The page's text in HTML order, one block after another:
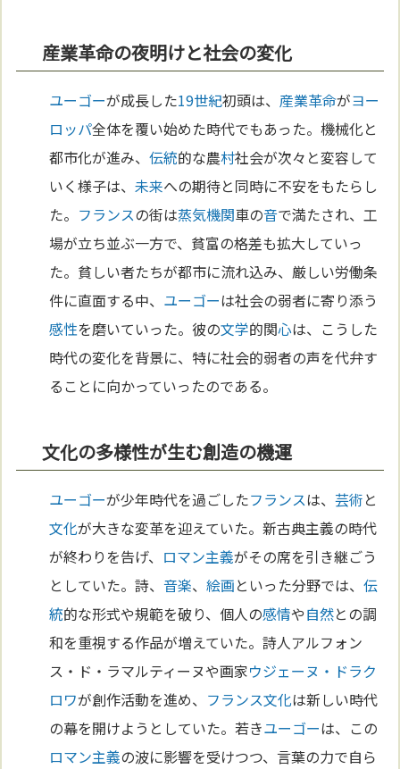
産業革命の夜明けと社会の変化
ユーゴーが成長した19世紀初頭は、産業革命がヨー
ロッパ全体を覆い始めた時代でもあった。機械化と
都市化が進み、伝統的な農村社会が次々と変容して
いく様子は、未来への期待と同時に不安をもたらし
た。 フランスの街は蒸気機関車の音で満たされ、工
場が立ち並ぶ一方で、貧富の格差も拡大していっ
た。貧しい者たちが都市に流れ込み、厳しい労働条
件に直面する中、 ユーゴーは社会の弱者に寄り添う
感性を磨いていった。彼の文学的関心は、こうした
時代の変化を背景に、特に社会的弱者の声を代弁す
ることに向かっていったのである。
文化の多様性が生む創造の機運
ユーゴーが少年時代を過ごしたフランスは、芸術と
文化が大きな変革を迎えていた。新古典主義の時代
が終わりを告げ、 ロマン主義がその席を引き継ごう
としていた。詩、音楽、絵画といった分野では、伝
統的な形式や規範を破り、個人の感情や自然との調
和を重視する作品が増えていた。詩人アルフォン
ス・ド・ラマルティーヌや画家ウジェーヌ・ドラク
ロワが創作活動を進め、 フランス文化は新しい時代
の幕を開けようとしていた。若きユーゴーは、この
ロマン主義の波に影響を受けつつ、言葉の力で自ら